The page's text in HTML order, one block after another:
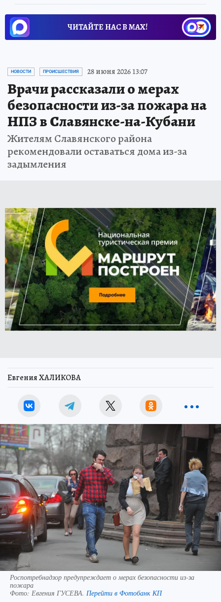
ЧИТАЙТЕ НАС В МАХ!
НОВОСТИ ПРОИСШЕСТВИЯ 28 июня 2026 13:07
Врачи рассказали о мерах
безопасности из-за пожара на
НПЗ в Славянске-на-Кубани
Жителям Славянского района
рекомендовали оставаться дома из-за
задымления
Евгения ХАЛИКОВА
Роспотребнадзор предупреждает о мерах безопасности из-за
пожара
Фото: Евгения ГУСЕВА. Перейти в Фотобанк КП